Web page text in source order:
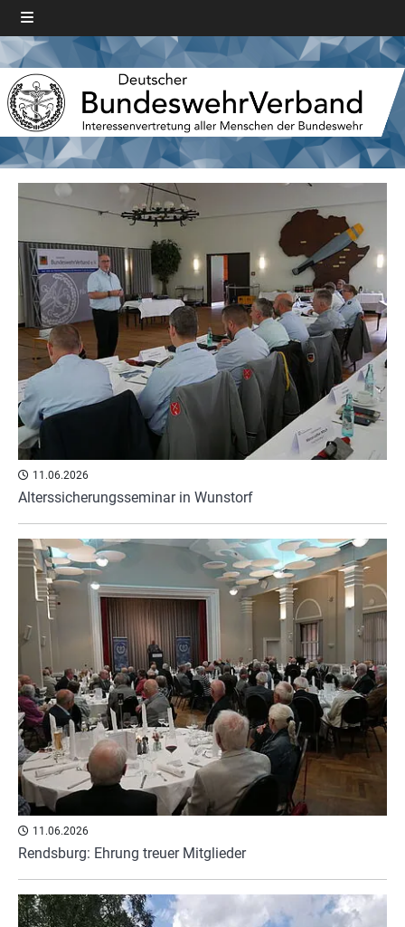
11.06.2026
Alterssicherungsseminar in Wunstorf
11.06.2026
Rendsburg: Ehrung treuer Mitglieder